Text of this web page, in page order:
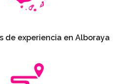
de experiencia en Alboraya